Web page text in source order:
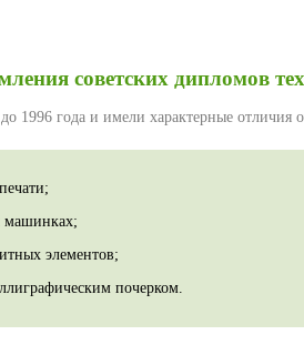
советских дипломов
1996 года и имели характерные отличия
машинках;
элементов;
почерком.